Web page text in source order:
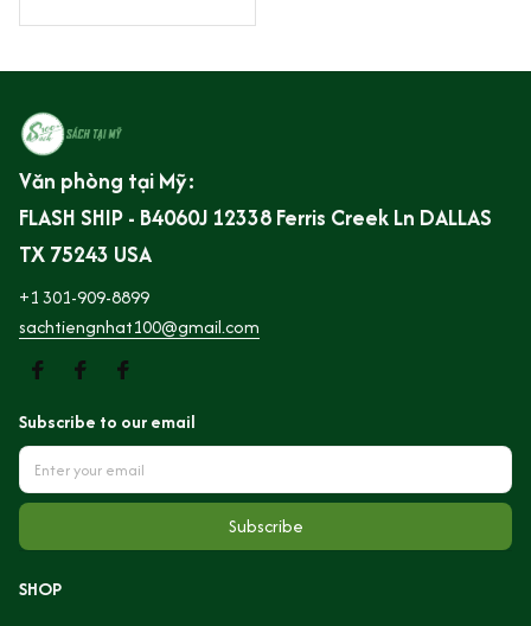
s + mẫu đơn N-400 + file ngh
Văn phòng tại Mỹ:
FLASH SHIP - B4060J 12338 Ferris Creek Ln DALLAS
TX 75243 USA
+1 301-909-8899
sachtiengnhat100@gmail.com
Subscribe to our email
Subscribe
SHOP